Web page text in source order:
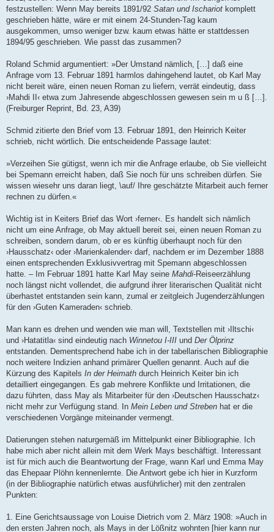
festzustellen: Wenn May bereits 1891/92 Satan und Ischariot komplett
geschrieben hätte, wäre er mit einem 24-Stunden-Tag kaum
ausgekommen, umso weniger bzw. kaum etwas hätte er stattdessen
1894/95 geschrieben. Wie passt das zusammen?
Roland Schmid argumentiert: »Der Umstand nämlich, […] daß eine
Anfrage vom 13. Februar 1891 harmlos dahingehend lautet, ob Karl May
nicht bereit wäre, einen neuen Roman zu liefern, verrät eindeutig, dass
›Mahdi II‹ etwa zum Jahresende abgeschlossen gewesen sein m u ß […].
(Freiburger Reprint, Bd. 23, A39)
Schmid zitierte den Brief vom 13. Februar 1891, den Heinrich Keiter
schrieb, nicht wörtlich. Die entscheidende Passage lautet:
»Verzeihen Sie gütigst, wenn ich mir die Anfrage erlaube, ob Sie vielleicht
bei Spemann erreicht haben, daß Sie noch für uns schreiben dürfen. Sie
wissen wiesehr uns daran liegt, \auf/ Ihre geschätzte Mitarbeit auch ferner
rechnen zu dürfen.«
Wichtig ist in Keiters Brief das Wort ›ferner‹. Es handelt sich nämlich
nicht um eine Anfrage, ob May aktuell bereit sei, einen neuen Roman zu
schreiben, sondern darum, ob er es künftig überhaupt noch für den
›Hausschatz‹ oder ›Marienkalender‹ darf, nachdem er im Dezember 1888
einen entsprechenden Exklusivvertrag mit Spemann abgeschlossen
hatte. – Im Februar 1891 hatte Karl May seine Mahdi-Reiseerzählung
noch längst nicht vollendet, die aufgrund ihrer literarischen Qualität nicht
überhastet entstanden sein kann, zumal er zeitgleich Jugenderzählungen
für den ›Guten Kameraden‹ schrieb.
Man kann es drehen und wenden wie man will, Textstellen mit ›Iltschi‹
und ›Hatatitla‹ sind eindeutig nach Winnetou I-III und Der Ölprinz
entstanden. Dementsprechend habe ich in der tabellarischen Bibliographie
noch weitere Indizien anhand primärer Quellen genannt. Auch auf die
Kürzung des Kapitels In der Heimath durch Heinrich Keiter bin ich
detailliert eingegangen. Es gab mehrere Konflikte und Irritationen, die
dazu führten, dass May als Mitarbeiter für den ›Deutschen Hausschatz‹
nicht mehr zur Verfügung stand. In Mein Leben und Streben hat er die
verschiedenen Vorgänge miteinander vermengt.
Datierungen stehen naturgemäß im Mittelpunkt einer Bibliographie. Ich
habe mich aber nicht allein mit dem Werk Mays beschäftigt. Interessant
ist für mich auch die Beantwortung der Frage, wann Karl und Emma May
das Ehepaar Plöhn kennenlernte. Die Antwort gebe ich hier in Kurzform
(in der Bibliographie natürlich etwas ausführlicher) mit den zentralen
Punkten:
1. Eine Gerichtsaussage von Louise Dietrich vom 2. März 1908: »Auch in
den ersten Jahren noch, als Mays in der Lößnitz wohnten [hier kann nur